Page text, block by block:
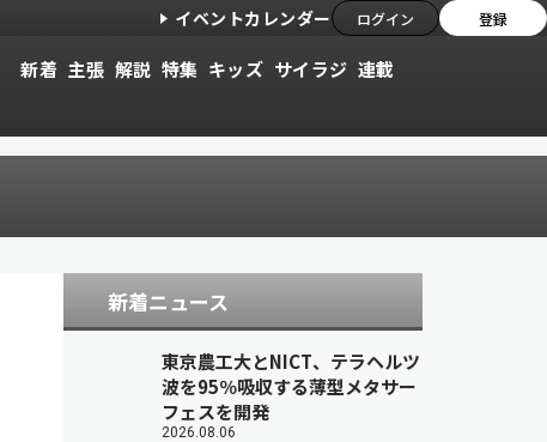
イベントカレンダー ログイン 登録
新着 主張 解説 特集 キッズ サイラジ 連載
新着ニュース
東京農工大とNICT、テラヘルツ
波を95％吸収する薄型メタサー
フェスを開発
2026.08.06